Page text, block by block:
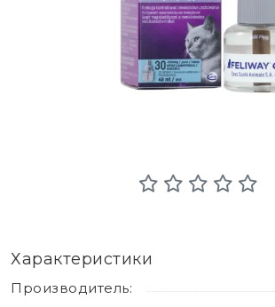
Характеристики
Производитель: